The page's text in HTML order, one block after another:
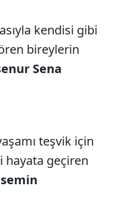
kendisi gibi
bireylerin
Sena
teşvik için
hayata geçiren